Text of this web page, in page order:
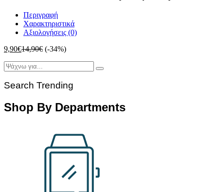
Περιγραφή
Χαρακτηριστικά
Αξιολογήσεις (0)
9,90€14,90€ (-34%)
Search Trending
Shop By Departments